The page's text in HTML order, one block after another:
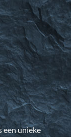
een unieke